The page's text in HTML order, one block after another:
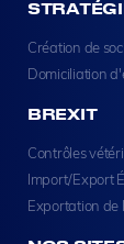
Création de
Domiciliation
BREXIT
Contrôles
Import/Export
Exportation de